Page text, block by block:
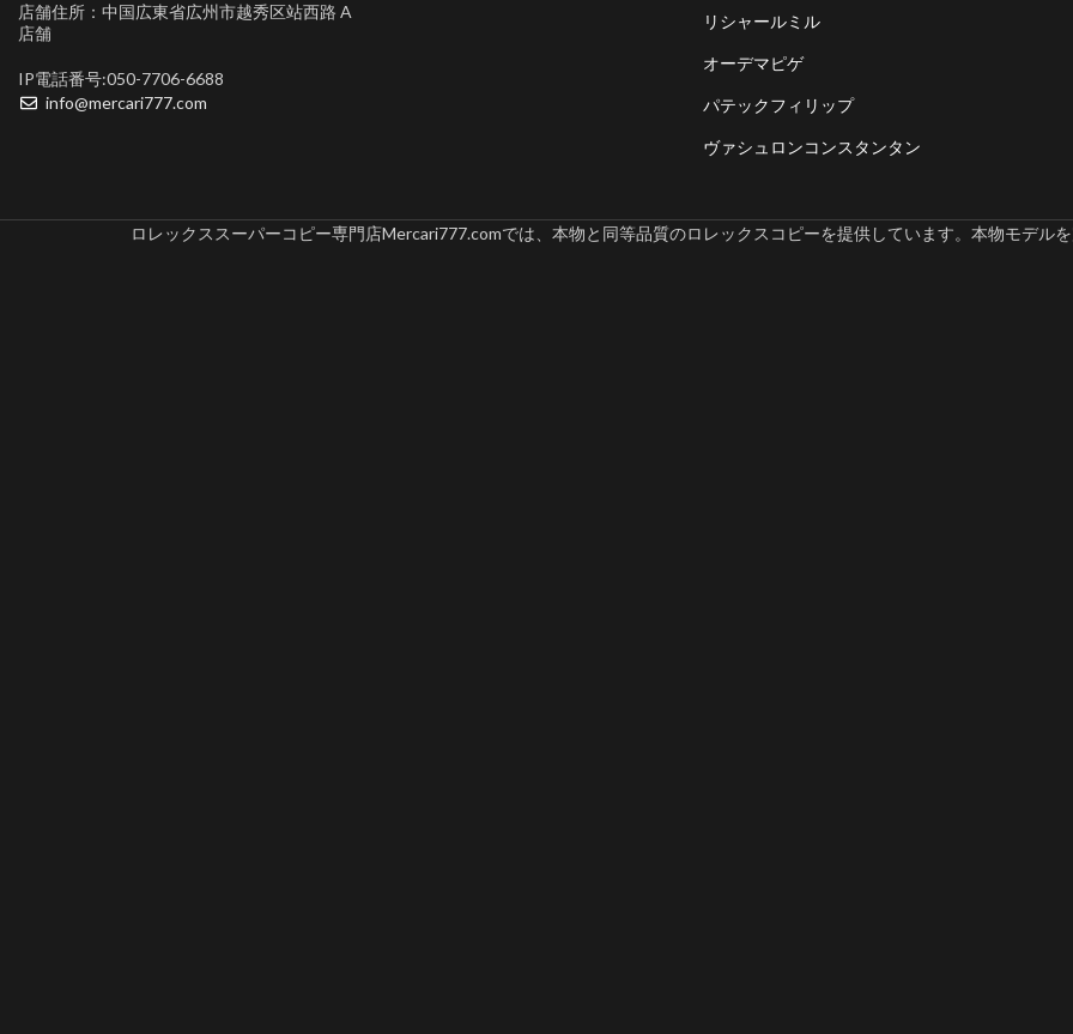
店舗住所：中国広東省広州市越秀区站西路 A
店舗
IP電話番号:050-7706-6688
info@mercari777.com
リシャールミル
オーデマピゲ
パテックフィリップ
ヴァシュロンコンスタンタン
ロレックススーパーコピー専門店Mercari777.comでは、本物と同等品質のロレックスコピーを提供しています。本物モデル